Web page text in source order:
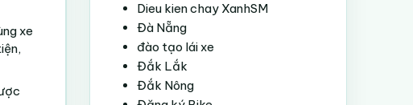
xe
Dieu kien chay XanhSM
Đà Nẵng
đào tạo lái xe
Đắk Lắk
Đắk Nông